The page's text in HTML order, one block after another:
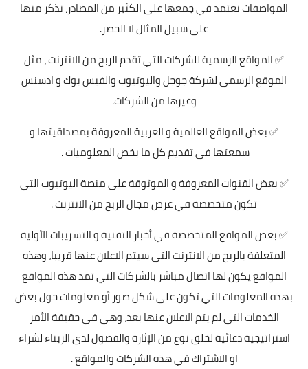
المواصفات نعتمد في جمعها على الكثير من المصادر، نذكر منها
على سبيل المثال لا الحصر.
✅ المواقع الرسمية للشركات التي تقدم الربح من الانترنت ، مثل
الموقع الرسمي لشركة جوجل واليوتيوب والفيس بوك و ادسنس
وغيرها من الشركات.
✅ بعض المواقع العالمية و العربية المعروفة بمصداقيتها و
سمعتها في تقديم كل ما بخص المعلوميات .
✅ بعض القنوات المعروفة و الموثوقة على منصة اليوتيوب التي
تكون متخصصة في عرض مجال الربح من الانترنت .
✅ بعض المواقع المتخصصة في أخبار التقنية و التسريبات الأولية
المتعلقة بالربح من الانترنت التي سيتم الاعلان عنها قريبا، وهذه
المواقع يكون لها اتصال مباشر بالشركات التي تمد هذه المواقع
بهذه المعلومات التي تكون على شكل صور أو معلومات حول بعض
الخدمات التي لم يتم الاعلان عنها بعد، وهي في حقيقة الأمر
استراتيجية دعائية لخلق نوع من الإثارة والفضول لدى الزبناء لشراء
او الاشتراك في هذه الشركات والمواقع .